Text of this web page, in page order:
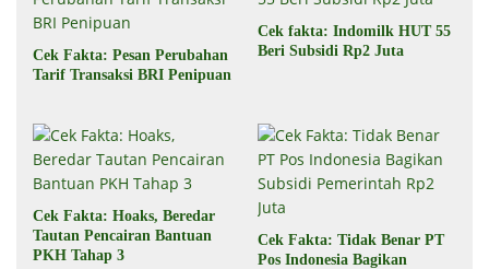
Cek Fakta: Pesan Perubahan
Tarif Transaksi BRI Penipuan
Cek fakta: Indomilk HUT 55
Beri Subsidi Rp2 Juta
Cek Fakta: Hoaks, Beredar
Tautan Pencairan Bantuan
PKH Tahap 3
Cek Fakta: Tidak Benar PT
Pos Indonesia Bagikan